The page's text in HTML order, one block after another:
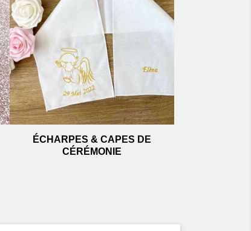
ÉCHARPES & CAPES DE
CÉRÉMONIE